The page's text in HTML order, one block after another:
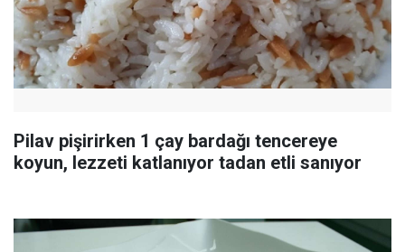
Pilav pişirirken 1 çay bardağı tencereye
koyun, lezzeti katlanıyor tadan etli sanıyor